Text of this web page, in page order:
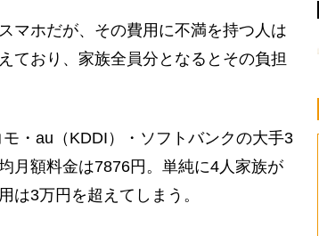
マホだが、その費用に不満を持つ人は
ており、家族全員分となるとその負担
・au（KDDI）・ソフトバンクの大手3
月額料金は7876円。単純に4人家族が
は3万円を超えてしまう。